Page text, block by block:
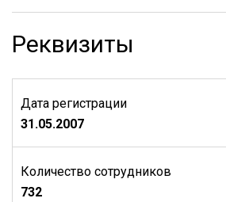
Реквизиты
Дата регистрации
31.05.2007
Количество сотрудников
732